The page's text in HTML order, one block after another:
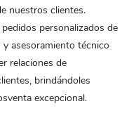
nuestros clientes.
personalizados de
asesoramiento técnico
relaciones de
brindándoles
excepcional.